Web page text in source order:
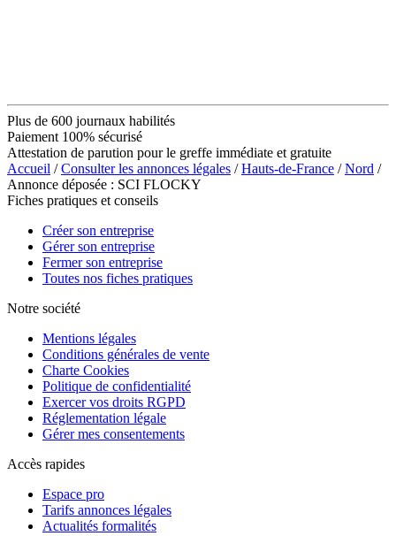
Plus de 600 journaux habilités
Paiement 100% sécurisé
Attestation de parution pour le greffe immédiate et gratuite
Accueil /Consulter les annonces légales /Hauts-de-France /Nord /
Annonce déposée : SCI FLOCKY
Fiches pratiques et conseils
Créer son entreprise
Gérer son entreprise
Fermer son entreprise
Toutes nos fiches pratiques
Notre société
Mentions légales
Conditions générales de vente
Charte Cookies
Politique de confidentialité
Exercer vos droits RGPD
Réglementation légale
Gérer mes consentements
Accès rapides
Espace pro
Tarifs annonces légales
Actualités formalités